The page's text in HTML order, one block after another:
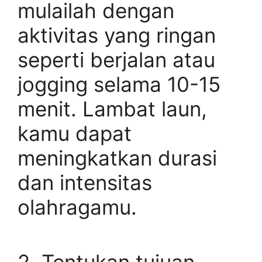
mulailah dengan
aktivitas yang ringan
seperti berjalan atau
jogging selama 10-15
menit. Lambat laun,
kamu dapat
meningkatkan durasi
dan intensitas
olahragamu.